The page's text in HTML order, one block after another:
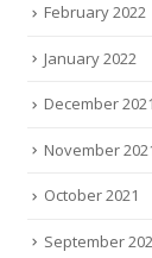
February 2022
January 2022
December 2021
November
October 2021
September